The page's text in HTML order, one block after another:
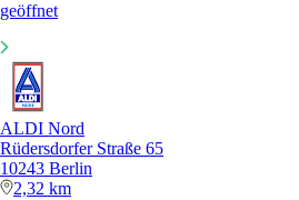
geöffnet
ALDI Nord
Rüdersdorfer Straße 65
10243 Berlin
2,32 km